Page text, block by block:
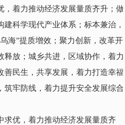
，着力推动经济发展量质齐升；做
科学现代产业体系；标本兼治，
海”提质增效；聚力创新，改革开
释放；城乡共进，区域协作，着力
善民生，共享发展，着力打造幸福
筑牢防线，着力提升安全发展综合
优，着力推动经济发展量质齐